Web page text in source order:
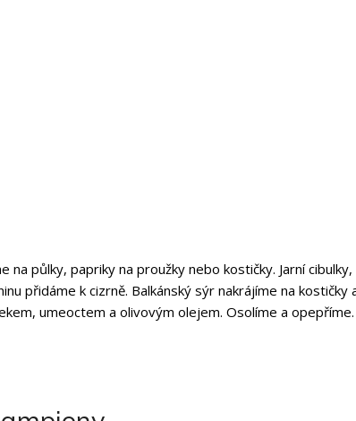
půlky, papriky na proužky nebo kostičky. Jarní cibulky,
přidáme k cizrně. Balkánský sýr nakrájíme na kostičky
umeoctem a olivovým olejem. Osolíme a opepříme.